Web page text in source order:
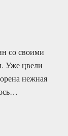
со своими
Уже цвели
нежная